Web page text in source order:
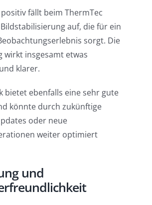
fällt beim ThermTec
auf, die für ein
sorgt. Die
wirkt insgesamt etwas
klarer.
bietet ebenfalls eine sehr gute
könnte durch zukünftige
oder neue
weiter optimiert
und